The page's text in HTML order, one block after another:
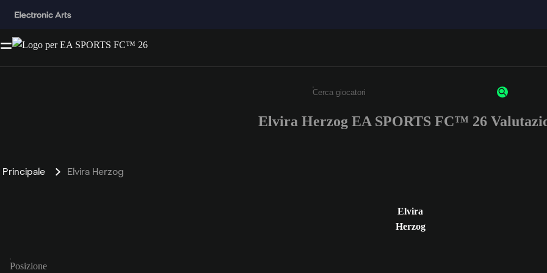
Inserisci un minimo di 3 caratteri o numeri.
Elvira Herzog EA SPORTS FC™ 26
Principale Elvira Herzog
Elvira
Herzog
Posizione